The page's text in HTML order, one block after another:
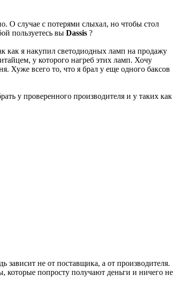
О случае с потерями слыхал, но чтобы стол
пользуетесь вы Dassis ?
как я накупил светодиодных ламп на продажу
у которого нагреб этих ламп. Хочу
Хуже всего то, что я брал у еще одного баксов
у проверенного производителя и у таких как
зависит не от поставщика, а от производителя.
которые попросту получают деньги и ничего не